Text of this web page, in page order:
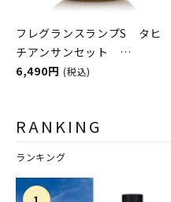
フレグランスランプS タヒ
チアンサンセット
ASHLEIGH&BURWOOD（ア
6,490円 (税込)
RANKING
ランキング